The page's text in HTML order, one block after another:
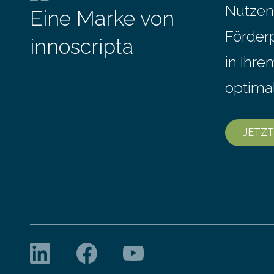
Auftrag kann das Umrüsten…
Messe
Eine Marke von
innoscripta
in